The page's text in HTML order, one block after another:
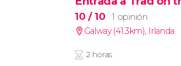
10 / 10
1 opinión
Galway (41.3km), Irlanda
2 horas